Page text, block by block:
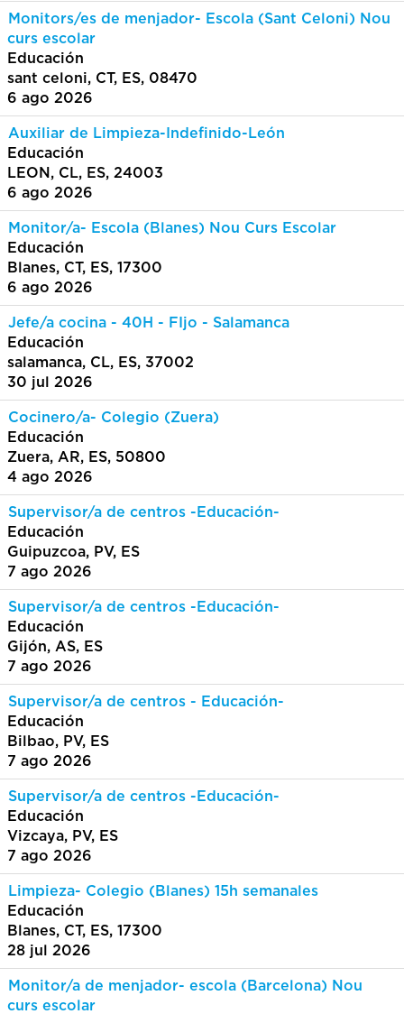
Monitors/es de menjador- Escola (Sant Celoni) Nou
curs escolar
Educación
sant celoni, CT, ES, 08470
6 ago 2026
Auxiliar de Limpieza-Indefinido-León
Educación
LEON, CL, ES, 24003
6 ago 2026
Monitor/a- Escola (Blanes) Nou Curs Escolar
Educación
Blanes, CT, ES, 17300
6 ago 2026
Jefe/a cocina - 40H - FIjo - Salamanca
Educación
salamanca, CL, ES, 37002
30 jul 2026
Cocinero/a- Colegio (Zuera)
Educación
Zuera, AR, ES, 50800
4 ago 2026
Supervisor/a de centros -Educación-
Educación
Guipuzcoa, PV, ES
7 ago 2026
Supervisor/a de centros -Educación-
Educación
Gijón, AS, ES
7 ago 2026
Supervisor/a de centros - Educación-
Educación
Bilbao, PV, ES
7 ago 2026
Supervisor/a de centros -Educación-
Educación
Vizcaya, PV, ES
7 ago 2026
Limpieza- Colegio (Blanes) 15h semanales
Educación
Blanes, CT, ES, 17300
28 jul 2026
Monitor/a de menjador- escola (Barcelona) Nou
curs escolar